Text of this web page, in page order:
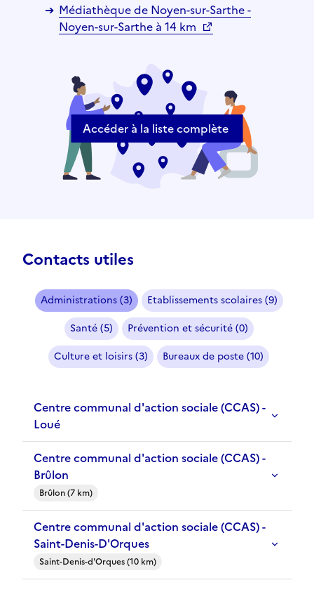
Médiathèque de Noyen-sur-Sarthe -
Noyen-sur-Sarthe à 14 km
Accéder à la liste complète
Contacts utiles
Administrations (3)
Etablissements scolaires (9)
Santé (5)
Prévention et sécurité (0)
Culture et loisirs (3)
Bureaux de poste (10)
Centre communal d'action sociale (CCAS) -
Loué
Centre communal d'action sociale (CCAS) -
Brûlon
Brûlon (7 km)
Centre communal d'action sociale (CCAS) -
Saint-Denis-D'Orques
Saint-Denis-d'Orques (10 km)